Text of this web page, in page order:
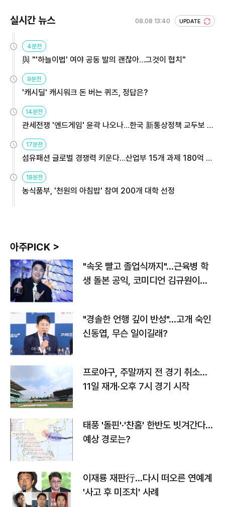
실시간 뉴스 08.08 13:40 UPDATE
4분전
與 "'하늘이법' 여야 공동 발의 괜찮아…그것이 협치"
9분전
'캐시딜' 캐시워크 돈 버는 퀴즈, 정답은?
14분전
관세전쟁 '엔드게임' 윤곽 나오나…한국 新통상정책 교두보 활
17분전
섬유패션 글로벌 경쟁력 키운다…산업부 15개 과제 180억 지
18분전
농식품부, '천원의 아침밥' 참여 200개 대학 선정
아주PICK >
"속옷 빨고 졸업식까지"…근육병 학
생 돌본 공익, 코미디언 김규원이었
"경솔한 언행 깊이 반성"…고개 숙인
신동엽, 무슨 일이길래?
프로야구, 주말까지 전 경기 취소…
11일 재개·오후 7시 경기 시작
태풍 '돌핀'·'찬홈' 한반도 빗겨간다…
예상 경로는?
이재룡 재판行…다시 떠오른 연예계
'사고 후 미조치' 사례